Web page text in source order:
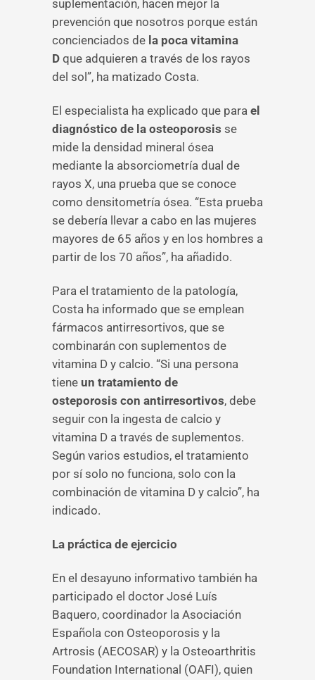
suplementación, hacen mejor la
prevención que nosotros porque están
concienciados de la poca vitamina
D que adquieren a través de los rayos
del sol”, ha matizado Costa.
El especialista ha explicado que para el
diagnóstico de la osteoporosis se
mide la densidad mineral ósea
mediante la absorciometría dual de
rayos X, una prueba que se conoce
como densitometría ósea. “Esta prueba
se debería llevar a cabo en las mujeres
mayores de 65 años y en los hombres a
partir de los 70 años”, ha añadido.
Para el tratamiento de la patología,
Costa ha informado que se emplean
fármacos antirresortivos, que se
combinarán con suplementos de
vitamina D y calcio. “Si una persona
tiene un tratamiento de
osteporosis con antirresortivos, debe
seguir con la ingesta de calcio y
vitamina D a través de suplementos.
Según varios estudios, el tratamiento
por sí solo no funciona, solo con la
combinación de vitamina D y calcio”, ha
indicado.
La práctica de ejercicio
En el desayuno informativo también ha
participado el doctor José Luís
Baquero, coordinador la Asociación
Española con Osteoporosis y la
Artrosis (AECOSAR) y la Osteoarthritis
Foundation International (OAFI), quien